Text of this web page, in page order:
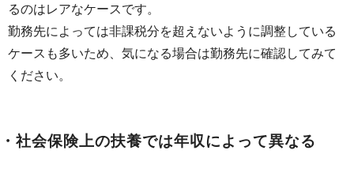
るのはレアなケースです。
勤務先によっては非課税分を超えないように調整している
ケースも多いため、気になる場合は勤務先に確認してみて
ください。
・社会保険上の扶養では年収によって異なる